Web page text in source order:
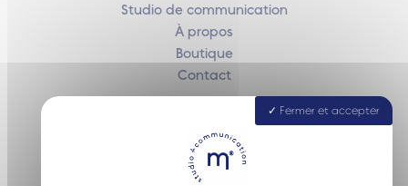
Studio de communication
À propos
Boutique
Contact
Fermer et accepter